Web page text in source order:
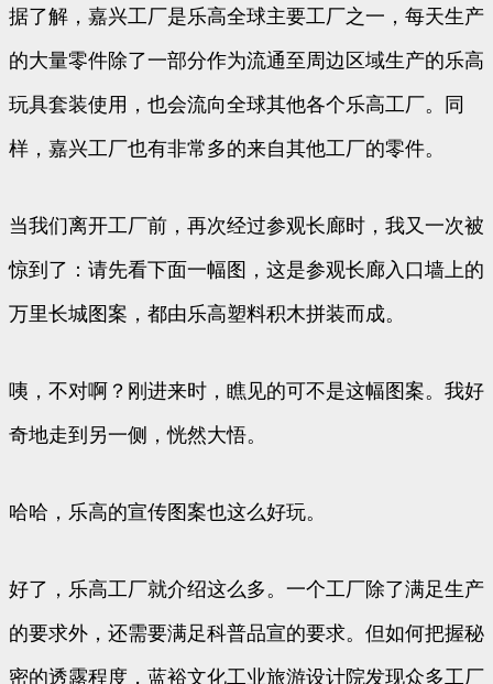
据了解，嘉兴工厂是乐高全球主要工厂之一，每天生产
的大量零件除了一部分作为流通至周边区域生产的乐高
玩具套装使用，也会流向全球其他各个乐高工厂。同
样，嘉兴工厂也有非常多的来自其他工厂的零件。
当我们离开工厂前，再次经过参观长廊时，我又一次被
惊到了：请先看下面一幅图，这是参观长廊入口墙上的
万里长城图案，都由乐高塑料积木拼装而成。
咦，不对啊？刚进来时，瞧见的可不是这幅图案。我好
奇地走到另一侧，恍然大悟。
哈哈，乐高的宣传图案也这么好玩。
好了，乐高工厂就介绍这么多。一个工厂除了满足生产
的要求外，还需要满足科普品宣的要求。但如何把握秘
密的透露程度，蓝裕文化工业旅游设计院发现众多工厂